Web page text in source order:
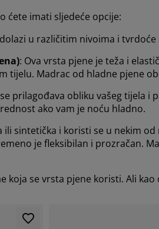
ćete imati sljedeće opcije:
u različitim nivoima i tvrdoće
: Ova vrsta pjene je teža i
tijelu. Madrac od hladne pjene
prilagođava obliku vašeg tijela
ako vam je noću hladno.
sintetička i koristi se u nekim
je fleksibilan i prozračan.
se vrsta pjene koristi. Ali